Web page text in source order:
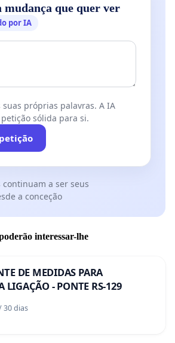
mudança que quer ver
por IA
suas próprias palavras. A IA
sólida para si.
continuam a ser seus
a conceção
interessar-lhe
DE MEDIDAS PARA
LIGAÇÃO - PONTE RS-129
30 dias